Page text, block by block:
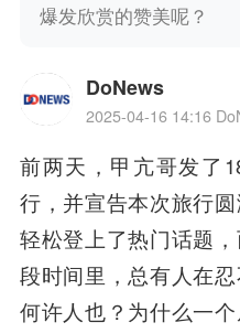
爆发欣赏的赞美呢？
DoNews
2025-04-16 14:16
前两天，甲亢哥发了
行，并宣告本次旅行
轻松登上了热门话题
段时间里，总有人在
何许人也？为什么一